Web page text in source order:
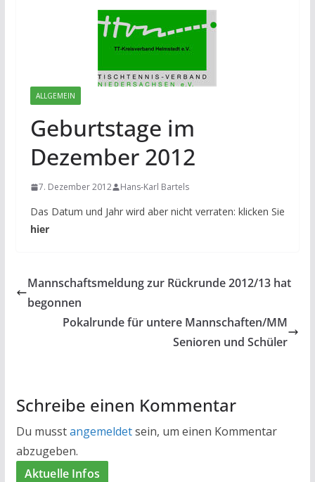
ALLGEMEIN
Geburtstage im
Dezember 2012
7. Dezember 2012 Hans-Karl Bartels
Das Datum und Jahr wird aber nicht verraten: klicken Sie
hier
Mannschaftsmeldung zur Rückrunde 2012/13 hat
begonnen
Pokalrunde für untere Mannschaften/MM
Senioren und Schüler
Schreibe einen Kommentar
Du musstangemeldetsein, um einen Kommentar
abzugeben.
Aktuelle Infos